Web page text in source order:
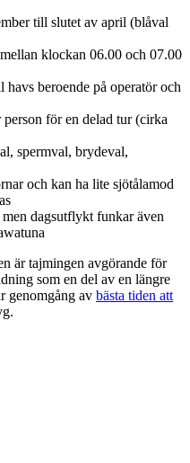
till slutet av april (blåval
klockan 06.00 och 07.00
beroende på operatör och
för en delad tur (cirka
spermval, brydeval,
och kan ha lite sjötålamod
dagsutflykt funkar även
är tajmingen avgörande för
som en del av en längre
genomgång av bästa tiden att